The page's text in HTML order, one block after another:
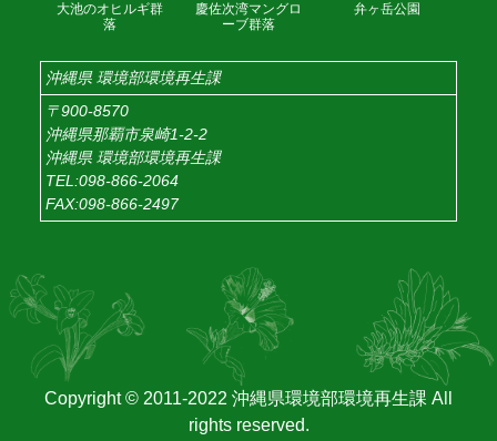
大池のオヒルギ群
落
慶佐次湾マングロ
ーブ群落
弁ヶ岳公園
沖縄県 環境部環境再生課
〒900-8570
沖縄県那覇市泉崎1-2-2
沖縄県 環境部環境再生課
TEL:098-866-2064
FAX:098-866-2497
Copyright © 2011-2022 沖縄県環境部環境再生課 All
rights reserved.